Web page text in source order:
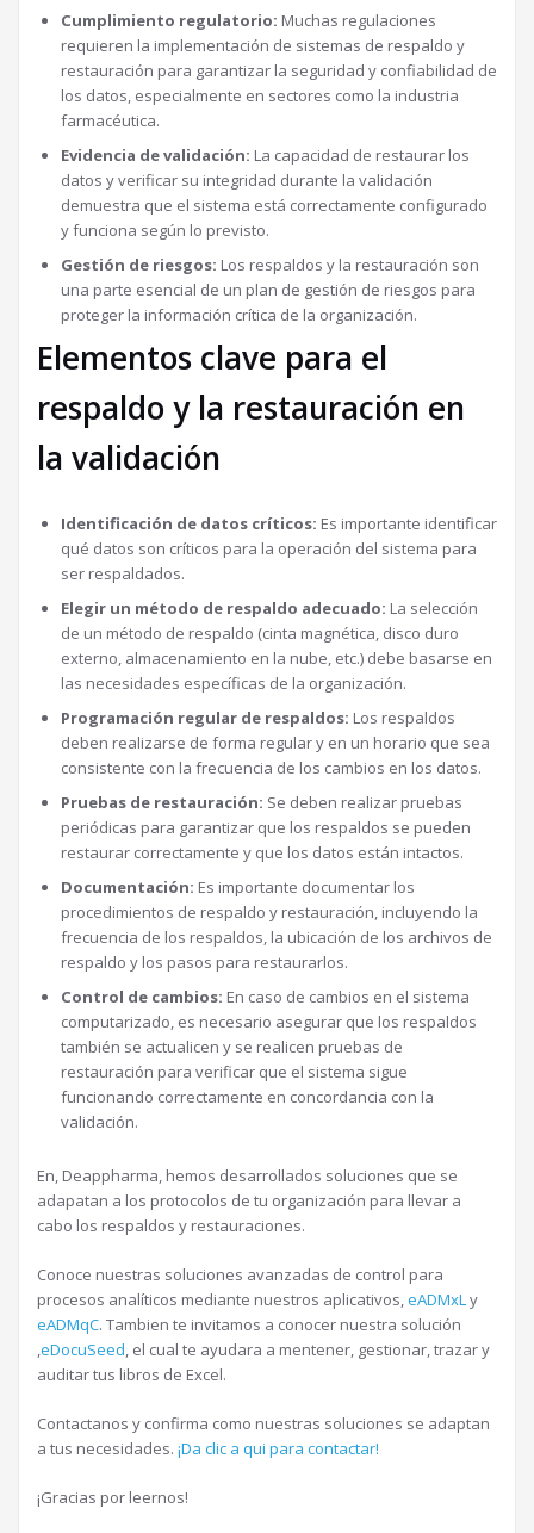
Cumplimiento regulatorio: Muchas regulaciones
requieren la implementación de sistemas de respaldo y
restauración para garantizar la seguridad y confiabilidad de
los datos, especialmente en sectores como la industria
farmacéutica.
Evidencia de validación: La capacidad de restaurar los
datos y verificar su integridad durante la validación
demuestra que el sistema está correctamente configurado
y funciona según lo previsto.
Gestión de riesgos: Los respaldos y la restauración son
una parte esencial de un plan de gestión de riesgos para
proteger la información crítica de la organización.
Elementos clave para el
respaldo y la restauración en
la validación
Identificación de datos críticos: Es importante identificar
qué datos son críticos para la operación del sistema para
ser respaldados.
Elegir un método de respaldo adecuado: La selección
de un método de respaldo (cinta magnética, disco duro
externo, almacenamiento en la nube, etc.) debe basarse en
las necesidades específicas de la organización.
Programación regular de respaldos: Los respaldos
deben realizarse de forma regular y en un horario que sea
consistente con la frecuencia de los cambios en los datos.
Pruebas de restauración: Se deben realizar pruebas
periódicas para garantizar que los respaldos se pueden
restaurar correctamente y que los datos están intactos.
Documentación: Es importante documentar los
procedimientos de respaldo y restauración, incluyendo la
frecuencia de los respaldos, la ubicación de los archivos de
respaldo y los pasos para restaurarlos.
Control de cambios: En caso de cambios en el sistema
computarizado, es necesario asegurar que los respaldos
también se actualicen y se realicen pruebas de
restauración para verificar que el sistema sigue
funcionando correctamente en concordancia con la
validación.
En, Deappharma, hemos desarrollados soluciones que se
adapatan a los protocolos de tu organización para llevar a
cabo los respaldos y restauraciones.
Conoce nuestras soluciones avanzadas de control para
procesos analíticos mediante nuestros aplicativos,eADMxLy
eADMqC. Tambien te invitamos a conocer nuestra solución
,eDocuSeed, el cual te ayudara a mentener, gestionar, trazar y
auditar tus libros de Excel.
Contactanos y confirma como nuestras soluciones se adaptan
a tus necesidades. ¡Da clic a qui para contactar!
¡Gracias por leernos!